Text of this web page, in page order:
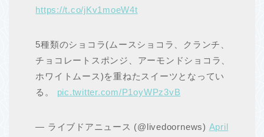
https://t.co/jKv1moeW4t
5種類のショコラ(ムースショコラ、クランチ、
チョコレートスポンジ、アーモンドショコラ、
ホワイトムース)を重ねたスイーツとなってい
る。 pic.twitter.com/P1oyWPz3vB
— ライブドアニュース (@livedoornews) April